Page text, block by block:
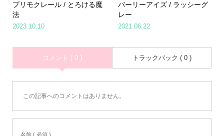
プリモクレール / とろける魔
法
2023.10.10
バーリーアイズ / ラッシーグ
レー
2021.06.22
コメント ( 0 ) トラックバック ( 0 )
この記事へのコメントはありません。
名前 ( 必須 )